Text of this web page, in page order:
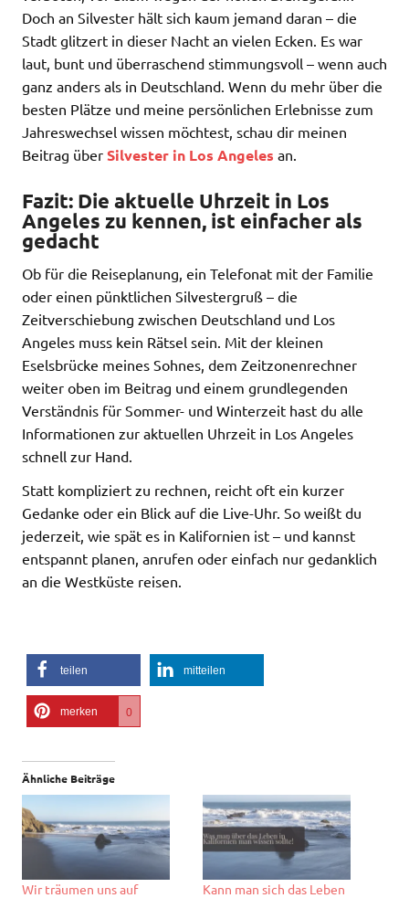
Doch an Silvester hält sich kaum jemand daran – die
Stadt glitzert in dieser Nacht an vielen Ecken. Es war
laut, bunt und überraschend stimmungsvoll – wenn auch
ganz anders als in Deutschland. Wenn du mehr über die
besten Plätze und meine persönlichen Erlebnisse zum
Jahreswechsel wissen möchtest, schau dir meinen
Beitrag über Silvester in Los Angeles an.
Fazit: Die aktuelle Uhrzeit in Los
Angeles zu kennen, ist einfacher als
gedacht
Ob für die Reiseplanung, ein Telefonat mit der Familie
oder einen pünktlichen Silvestergruß – die
Zeitverschiebung zwischen Deutschland und Los
Angeles muss kein Rätsel sein. Mit der kleinen
Eselsbrücke meines Sohnes, dem Zeitzonenrechner
weiter oben im Beitrag und einem grundlegenden
Verständnis für Sommer- und Winterzeit hast du alle
Informationen zur aktuellen Uhrzeit in Los Angeles
schnell zur Hand.
Statt kompliziert zu rechnen, reicht oft ein kurzer
Gedanke oder ein Blick auf die Live-Uhr. So weißt du
jederzeit, wie spät es in Kalifornien ist – und kannst
entspannt planen, anrufen oder einfach nur gedanklich
an die Westküste reisen.
teilen mitteilen
merken 0
Ähnliche Beiträge
Wir träumen uns auf Kann man sich das Leben